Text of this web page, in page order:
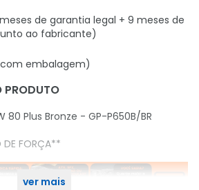
de garantia legal + 9 meses de
ao fabricante)
embalagem)
PRODUTO
Plus Bronze - GP-P650B/BR
FORÇA**
ver mais